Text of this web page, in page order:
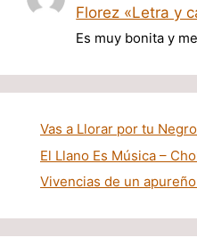
Florez «Letra y
Es muy bonita y
Vas a Llorar por tu
El Llano Es Música –
Vivencias de un